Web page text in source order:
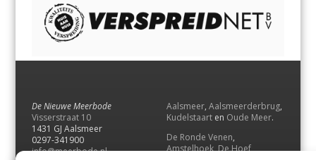
De Nieuwe Meerbode
Visserstraat 10
1431 GJ Aalsmeer
0297-341900
info@meerbode.nl
Aalsmeer, Aalsmeerderbrug,
Kudelstaart en Oude Meer.
De Ronde Venen,
Amstelhoek,De Hoef,